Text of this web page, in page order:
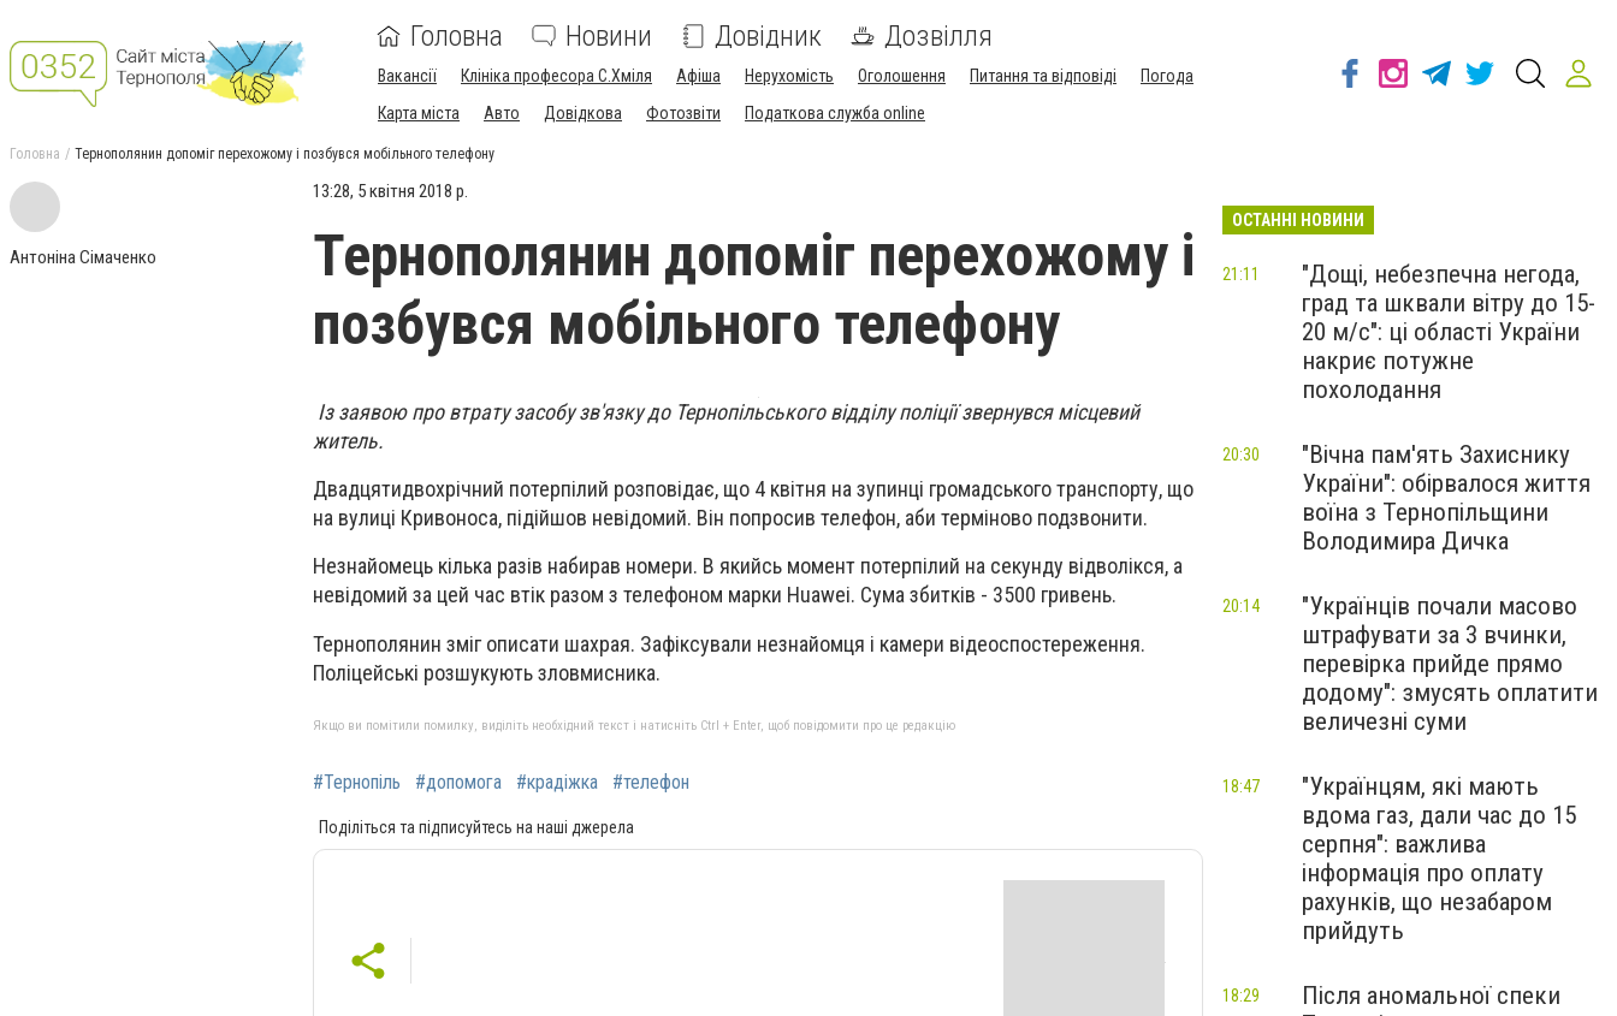
Головна Новини Довідник Дозвілля
Вакансії Клініка професора С.Хміля Афіша Нерухомість Оголошення Питання та відповіді
Погода
Карта міста
Авто Довідкова Фотозвіти Податкова служба online
Головна Тернополянин допоміг перехожому і позбувся мобільного телефону
Антоніна Сімаченко
13:28, 5 квітня 2018 р.
Тернополянин допоміг перехожому і
позбувся мобільного телефону
Із заявою про втрату засобу зв'язку до Тернопільського відділу поліції звернувся місцевий
житель.
Двадцятидвохрічний потерпілий розповідає, що 4 квітня на зупинці громадського транспорту, що
на вулиці Кривоноса, підійшов невідомий. Він попросив телефон, аби терміново подзвонити.
Незнайомець кілька разів набирав номери. В якийсь момент потерпілий на секунду відволікся, а
невідомий за цей час втік разом з телефоном марки Huawei. Сума збитків - 3500 гривень.
Тернополянин зміг описати шахрая. Зафіксували незнайомця і камери відеоспостереження.
Поліцейські розшукують зловмисника.
Якщо ви помітили помилку, виділіть необхідний текст і натисніть Ctrl + Enter, щоб повідомити про це редакцію
#Тернопіль #допомога #крадіжка #телефон
Поділіться та підписуйтесь на наші джерела
ОСТАННІ НОВИНИ
"Дощі, небезпечна негода,
град та шквали вітру до 15-
20 м/с": ці області України
накриє потужне
похолодання
21:11
"Вічна пам'ять Захиснику
України": обірвалося життя
воїна з Тернопільщини
Володимира Дичка
20:30
"Українців почали масово
штрафувати за 3 вчинки,
перевірка прийде прямо
додому": змусять оплатити
величезні суми
20:14
"Українцям, які мають
вдома газ, дали час до 15
серпня": важлива
інформація про оплату
рахунків, що незабаром
прийдуть
18:47
Після аномальної спеки
18:29